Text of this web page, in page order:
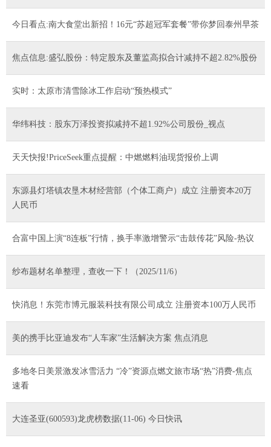
今日看点:南大食堂出新招！16元“苏超冠军套餐”带你梦回泰州早茶
焦点信息:盛弘股份：特定股东及董监高拟合计减持不超2.82%股份
实时：太原市清雪除冰工作启动“预热模式”
华纬科技：股东万泽投资拟减持不超1.92%公司股份_视点
天天快报!PriceSeek重点提醒：中燃燃料油现货报价上调
东源县灯塔镇农垦木材经营部（个体工商户）成立 注册资本20万
人民币
合富中国上演“8连板”行情，换手率激增警示“击鼓传花”风险-热议
纱布题材名单整理，查收一下！（2025/11/6）
快消息！东莞市博元服装科技有限公司成立 注册资本100万人民币
美的携手比亚迪发布“人车家”生活解决方案 焦点消息
多地冬日美景激发冰雪活力 “冷”资源点燃文旅市场“热”消费-焦点
速看
大连圣亚(600593)龙虎榜数据(11-06) 今日快讯